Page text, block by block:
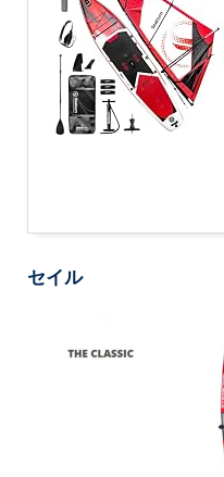
セイル